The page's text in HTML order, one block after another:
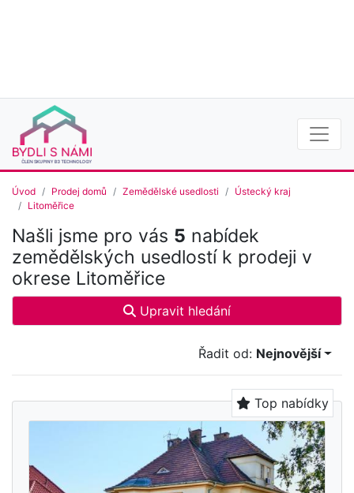
Úvod Prodej domů Zemědělské usedlosti
Ústecký kraj
Litoměřice
Našli jsme pro vás 5 nabídek
zemědělských usedlostí k prodeji v
okrese Litoměřice
Upravit hledání
Řadit od: Nejnovější
Top nabídky